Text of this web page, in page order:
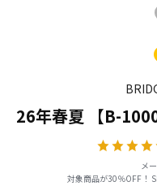
26年春夏 【B-
メ
対象商品が30％OFF！